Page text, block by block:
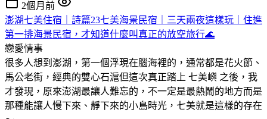
2個月前
澎湖七美住宿｜詩篇23七美海景民宿｜三天兩夜這樣玩｜住進
第一排海景民宿，才知道什麼叫真正的放空旅行🌊
戀愛情事
很多人想到澎湖，第一個浮現在腦海裡的，通常都是花火節、
馬公老街，經典的雙心石滬但這次真正踏上 七美嶼 之後，我
才發現，原來澎湖最讓人難忘的，不一定是最熱鬧的地方而是
那種能讓人慢下來、靜下來的小島時光，七美就是這樣的存在